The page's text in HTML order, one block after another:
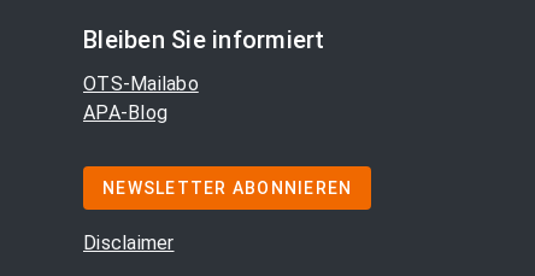
Bleiben Sie informiert
OTS-Mailabo
APA-Blog
NEWSLETTER ABONNIEREN
Disclaimer